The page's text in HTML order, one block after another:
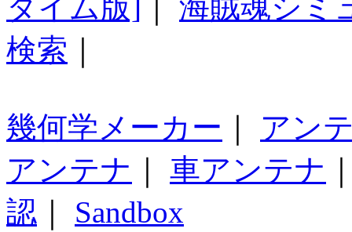
タイム版]
海賊魂シミ
検索
幾何学メーカー
アン
アンテナ
車アンテナ
認
Sandbox